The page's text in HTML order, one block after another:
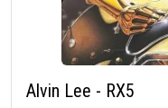
Alvin Lee - RX5